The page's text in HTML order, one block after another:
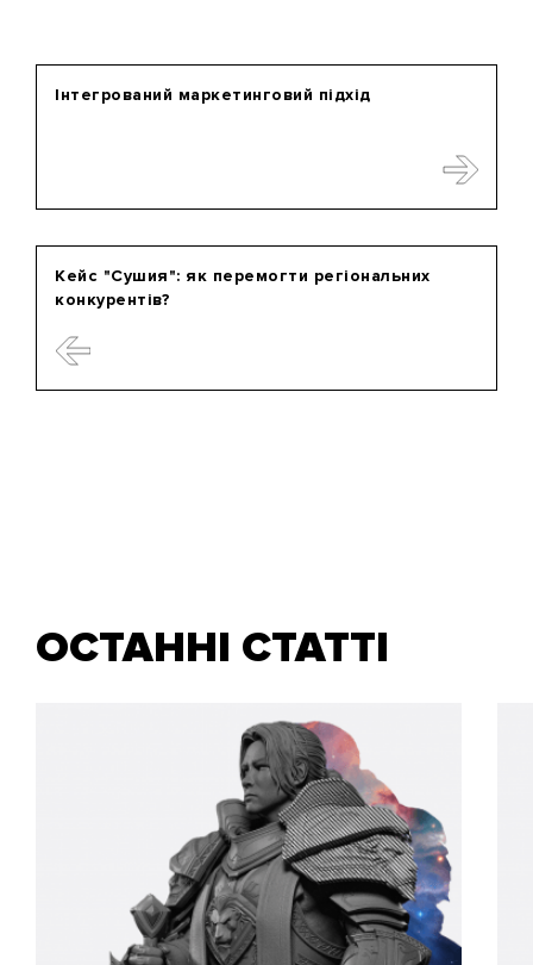
Кейс "Сушия": як перемогти регіональних
конкурентів?
Інтегрований маркетинговий підхід
ОСТАННІ СТАТТІ